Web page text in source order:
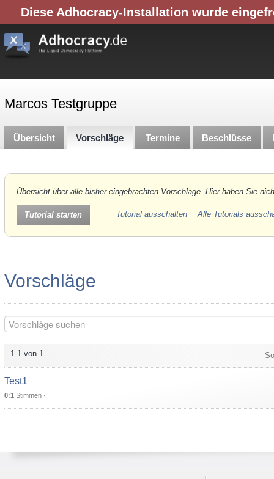
Diese Adhocracy-Installation wurde
Marcos Testgruppe
Übersicht Vorschläge Termine Beschlüsse
Übersicht über alle bisher eingebrachten Vorschläge. Hier haben Sie
Tutorial starten Tutorial ausschalten Alle Tutorials
Vorschläge
1-1 von 1
Test1
0:1 Stimmen ·